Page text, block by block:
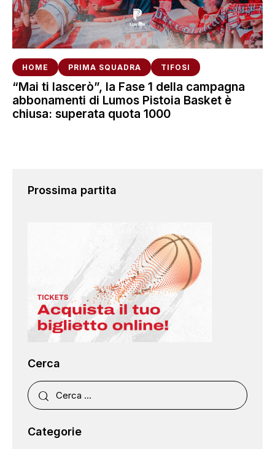
HOME PRIMA SQUADRA TIFOSI
“Mai ti lascerò”, la Fase 1 della campagna
abbonamenti di Lumos Pistoia Basket è
chiusa: superata quota 1000
Prossima partita
Cerca
Categorie